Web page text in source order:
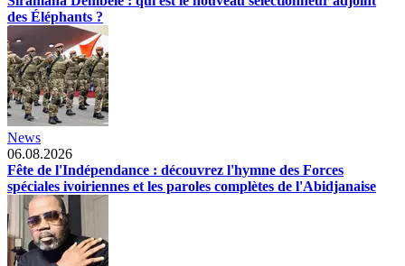
des Éléphants ?
News
06.08.2026
Fête de l'Indépendance : découvrez l'hymne des Forces
spéciales ivoiriennes et les paroles complètes de l'Abidjanaise